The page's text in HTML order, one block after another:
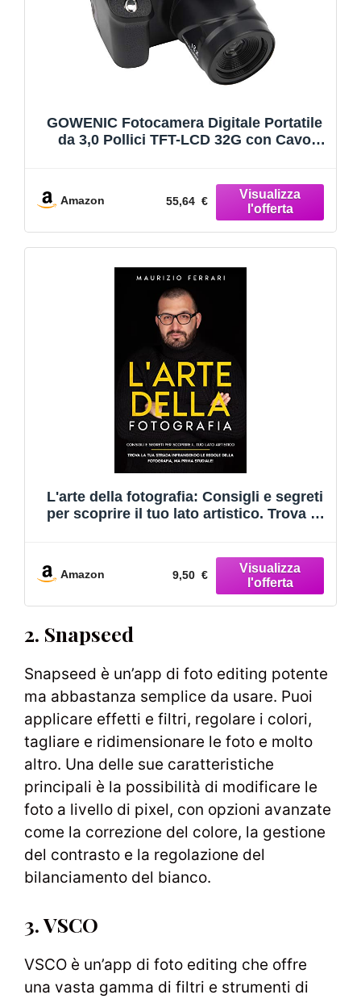
GOWENIC Fotocamera Digitale Portatile
da 3,0 Pollici TFT-LCD 32G con Cavo
Fotografici da 24 MP (Nero)(Edizione
Standard Nera)
Amazon 55,64 €
L'arte della fotografia: Consigli e segreti
per scoprire il tuo lato artistico. Trova la
Amazon 9,50 €
2. Snapseed
Snapseed è un’app di foto editing potente
ma abbastanza semplice da usare. Puoi
applicare effetti e filtri, regolare i colori,
tagliare e ridimensionare le foto e molto
altro. Una delle sue caratteristiche
principali è la possibilità di modificare le
foto a livello di pixel, con opzioni avanzate
come la correzione del colore, la gestione
del contrasto e la regolazione del
bilanciamento del bianco.
3. VSCO
VSCO è un’app di foto editing che offre
una vasta gamma di filtri e strumenti di